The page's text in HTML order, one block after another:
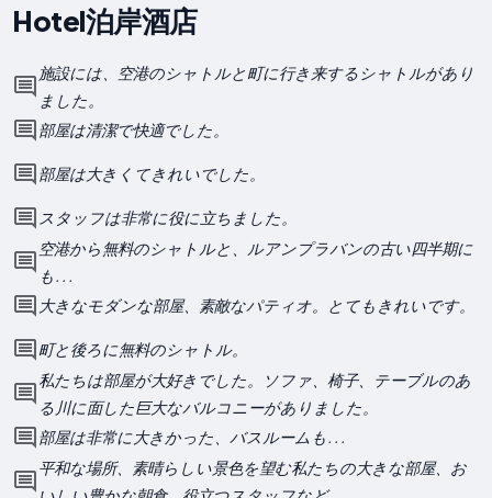
Hotel泊岸酒店
施設には、空港のシャトルと町に行き来するシャトルがあり
ました。
部屋は清潔で快適でした。
部屋は大きくてきれいでした。
スタッフは非常に役に立ちました。
空港から無料のシャトルと、ルアンプラバンの古い四半期に
も. . .
大きなモダンな部屋、素敵なパティオ。とてもきれいです。
町と後ろに無料のシャトル。
私たちは部屋が大好きでした。ソファ、椅子、テーブルのあ
る川に面した巨大なバルコニーがありました。
部屋は非常に大きかった、バスルームも. . .
平和な場所、素晴らしい景色を望む私たちの大きな部屋、お